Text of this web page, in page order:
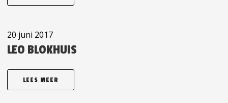
20 juni 2017
LEO BLOKHUIS
LEES MEER